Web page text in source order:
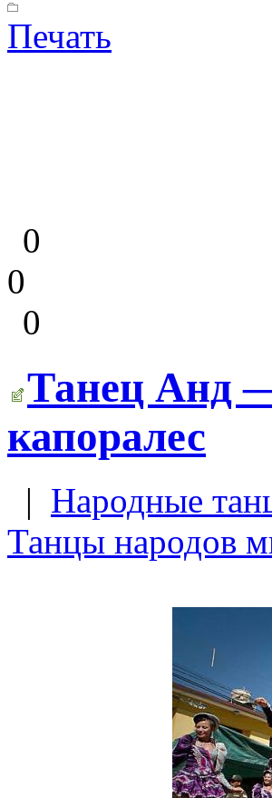
Печать
0
0
0
Танец Анд
капоралес
| Народные
Танцы народов